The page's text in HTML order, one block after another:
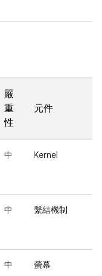
嚴
重
性
元件
中 Kernel
中 繫結機制
中 螢幕